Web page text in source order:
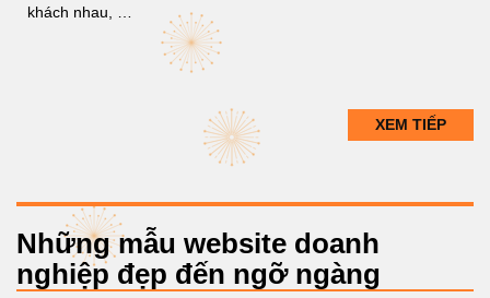
khách nhau, …
XEM TIẾP
Những mẫu website doanh
nghiệp đẹp đến ngỡ ngàng